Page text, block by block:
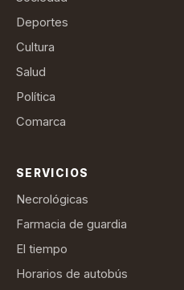
Deportes
Cultura
Salud
Política
Comarca
SERVICIOS
Necrológicas
Farmacia de guardia
El tiempo
Horarios de autobús